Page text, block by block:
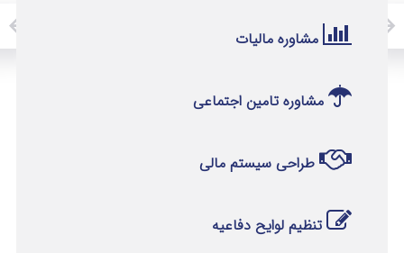
مشاوره مالیات
مشاوره تامین اجتماعی
طراحی سیستم مالی
تنظیم لوایح دفاعیه